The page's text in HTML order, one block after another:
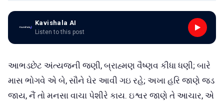
Kavishala AI
Listen to this post
આભડછેટ અંત્યજની જણી, બ્રાહ્મણ વૈષ્ણવ કીધા ધણી; બારે
માસ ભોગવે એ બે, સૌને ઘેર આવી ગઇ રહે; અખા હરિ જાણે જડ
જાય, નૈં તો મનસા વાચા પેશીરે કાય. ઇશ્વર જાણે તે આચાર, એ